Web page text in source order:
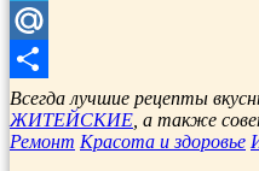
Telegram
Mail.Ru
Отправить
Всегда лучшие рецепты
ЖИТЕЙСКИЕ , а также
Ремонт Красота и здоровье